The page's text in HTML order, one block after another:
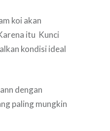
koi akan
itu Kunci
kondisi ideal
dengan
paling mungkin